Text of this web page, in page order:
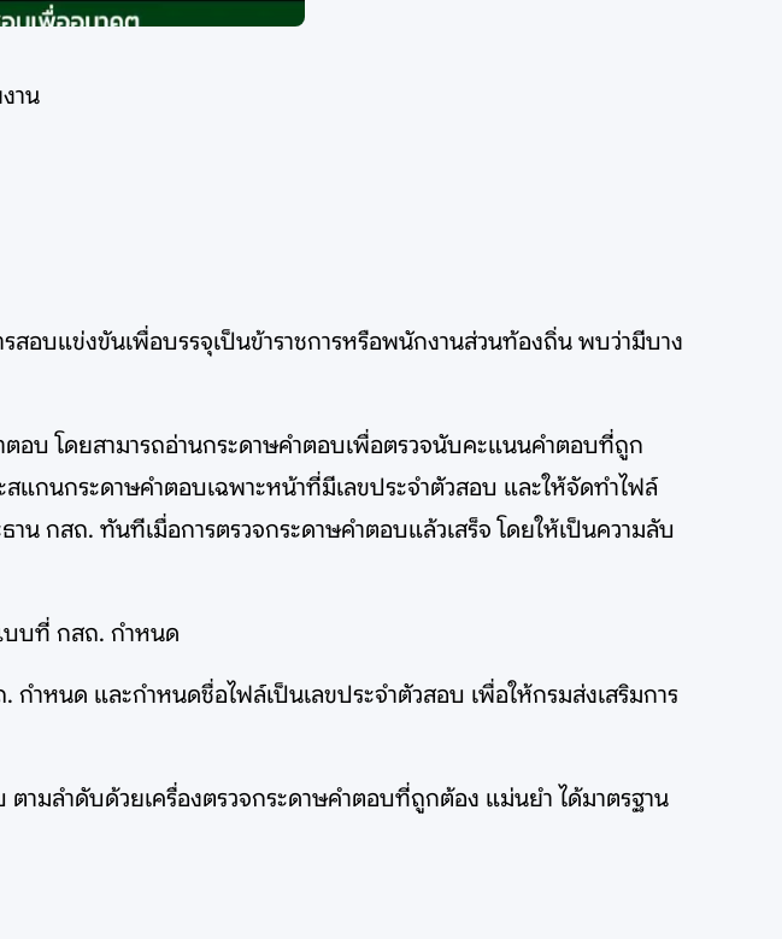
าน
สอบแข่งขันเพื่อบรรจุเป็นข้าราชการหรือพนักงานส่วนท้องถิ่น พบว่ามีบาง
ตอบ โดยสามารถอ่านกระดาษคำตอบเพื่อตรวจนับคะแนนคำตอบที่ถูก
นกระดาษคำตอบเฉพาะหน้าที่มีเลขประจำตัวสอบ และให้จัดทำไฟล์
กสถ. ทันทีเมื่อการตรวจกระดาษคำตอบแล้วเสร็จ โดยให้เป็นความลับ
บบที่ กสถ. กำหนด
หนด และกำหนดชื่อไฟล์เป็นเลขประจำตัวสอบ เพื่อให้กรมส่งเสริมการ
ามลำดับด้วยเครื่องตรวจกระดาษคำตอบที่ถูกต้อง แม่นยำ ได้มาตรฐาน